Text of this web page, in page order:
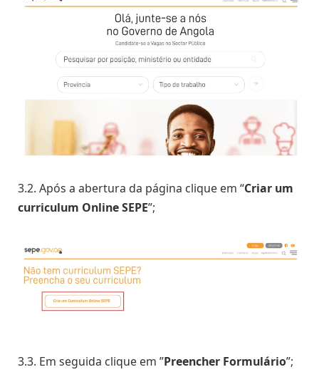
3.2. Após a abertura da página clique em “Criar um
curriculum Online SEPE”;
3.3. Em seguida clique em ”Preencher Formulário”;